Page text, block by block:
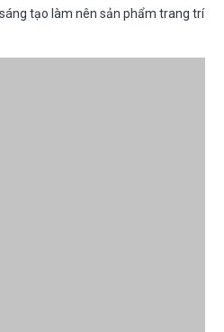
tạo làm nên sản phẩm trang trí